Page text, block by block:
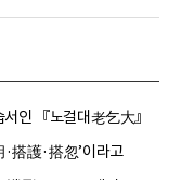
인 『노걸대老乞大』
·搭護·搭忽’이라고